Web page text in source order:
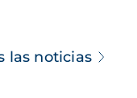
las noticias